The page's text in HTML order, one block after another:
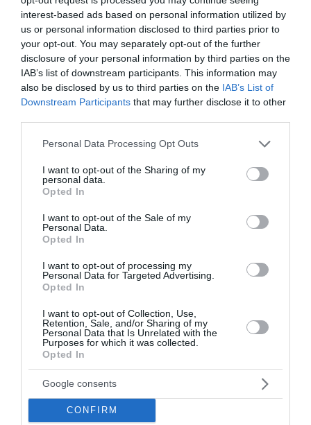
interest-based ads based on personal information utilized by
us or personal information disclosed to third parties prior to
your opt-out. You may separately opt-out of the further
disclosure of your personal information by third parties on the
IAB’s list of downstream participants. This information may
also be disclosed by us to third parties on the IAB’s List of
Downstream Participants that may further disclose it to other
Please note that this website/app uses one or more Google
not limited to your visit or usage behaviour. You may click to
grant or deny consent to Google and its third-party tags to
use your data for below specified purposes in below Google
consent section.
Personal Data Processing Opt Outs
I want to opt-out of the Sharing of my
personal data.
Opted In
I want to opt-out of the Sale of my
Personal Data.
Opted In
I want to opt-out of processing my
Personal Data for Targeted Advertising.
Opted In
I want to opt-out of Collection, Use,
Retention, Sale, and/or Sharing of my
Personal Data that Is Unrelated with the
Purposes for which it was collected.
Opted In
Google consents
CONFIRM
Φράνκο Μπαρέζι: Χιλιάδες
κόσμου στην κηδεία του μεγάλου
αρχηγού της Μίλαν (Photos)
Το «τελευταίο αντίο» στον Φράνκο Μπαρέζι είπαν
χιλιάδες κόσμου στο Μιλάνο στην Ιταλία. Στη
Βασιλική του Αγίου Αμβροσίου (Basilica di
Sant'Ambrogio) στο κέντρο της ιταλικής
19:52 | 04 Αυγούστου 2026 Αθλητισμός